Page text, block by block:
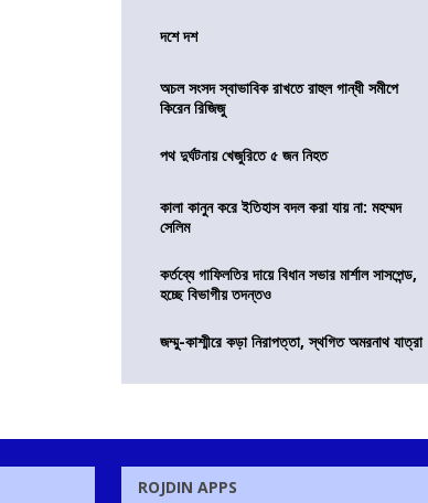
দশে দশ
অচল সংসদ স্বাভাবিক রাখতে রাহুল গান্ধী সমীপে
কিরেন রিজিজু
পথ দুর্ঘটনায় খেজুরিতে ৫ জন নিহত
কালা কানুন করে ইতিহাস বদল করা যায় না: মহম্মদ
সেলিম
কর্তব্যে গাফিলতির দায়ে বিধান সভার মার্শাল সাসপেন্ড,
হচ্ছে বিভাগীয় তদন্তও
জম্মু-কাশ্মীরে কড়া নিরাপত্তা, স্থগিত অমরনাথ যাত্রা
ROJDIN APPS